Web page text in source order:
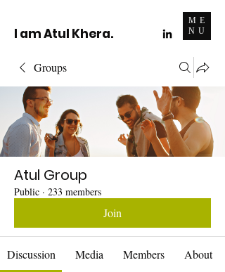
I am Atul Khera.
ME
NU
Groups
Atul Group
Public · 233 members
Join
Discussion Media Members About